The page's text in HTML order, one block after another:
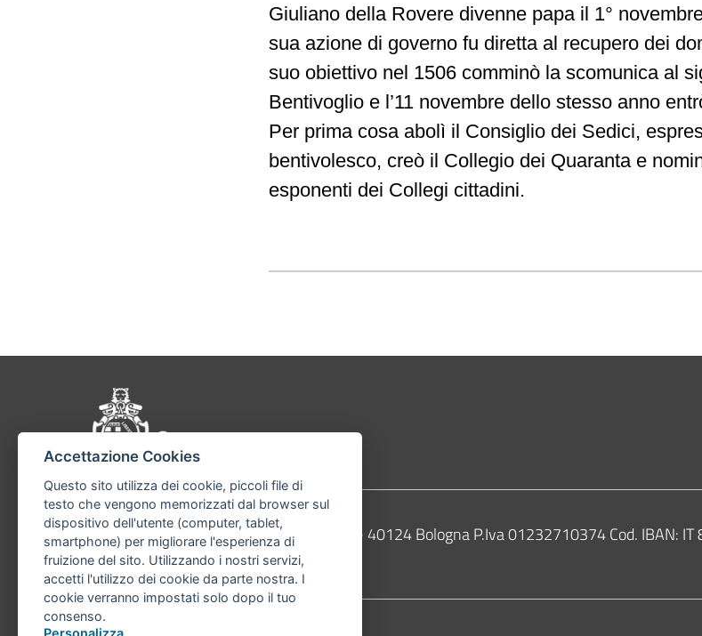
Giuliano della Rovere divenne papa il 1°
sua azione di governo fu diretta al recupero dei
suo obiettivo nel 1506 comminò la scomunica al
Bentivoglio e l’11 novembre dello stesso anno
Per prima cosa abolì il Consiglio dei Sedici,
bentivolesco, creò il Collegio dei Quaranta e
esponenti dei Collegi cittadini.
Pié di pagina di Comune di Bologna
Contatti
Comune di Bologna, Piazza Maggiore, 6 - 40124 Bologna P.Iva 01232710374 Cod. IBAN:
Telefono:051203040
Accettazione Cookies
Questo sito utilizza dei cookie, piccoli file di
testo che vengono memorizzati dal browser sul
dispositivo dell'utente (computer, tablet,
smartphone) per migliorare l'esperienza di
fruizione del sito. Utilizzando i nostri servizi,
accetti l'utilizzo dei cookie da parte nostra. I
cookie verranno impostati solo dopo il tuo
consenso.
Personalizza